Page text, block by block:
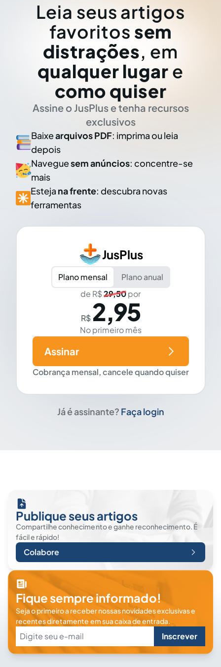
Leia seus artigos
favoritos sem
distrações, em
qualquer lugar e
como quiser
Assine o JusPlus e tenha recursos
exclusivos
Baixearquivos PDF: imprima ou leia
depois
Naveguesem anúncios: concentre-se
mais
Esteja na frente: descubra novas
ferramentas
JusPlus
Plano mensal
Plano anual
de R$29,50por
R$ 2,95
No primeiro mês
Cobrança mensal, cancele quando quiser
Assinar
Já é assinante? Faça login
Publique seus artigos
Compartilhe conhecimento e ganhe reconhecimento. É
fácil e rápido!
Colabore
Fique sempre informado!
Seja o primeiro a receber nossas novidades exclusivas e
recentes diretamente em sua caixa de entrada.
Inscrever